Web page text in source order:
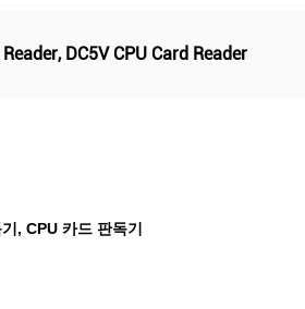
, DC5V CPU Card Reader
, CPU 카드 판독기